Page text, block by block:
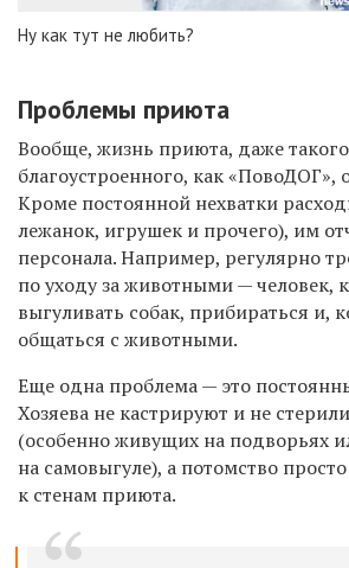
Ну как тут не любить?
Проблемы приюта
Вообще, жизнь приюта, даже
благоустроенного, как «ПовоДОГ»,
Кроме постоянной нехватки
лежанок, игрушек и прочего), им
персонала. Например, регулярно
по уходу за животными — человек,
выгуливать собак, прибираться и,
общаться с животными.
Еще одна проблема — это
Хозяева не кастрируют и не
(особенно живущих на подворьях
на самовыгуле), а потомство
к стенам приюта.